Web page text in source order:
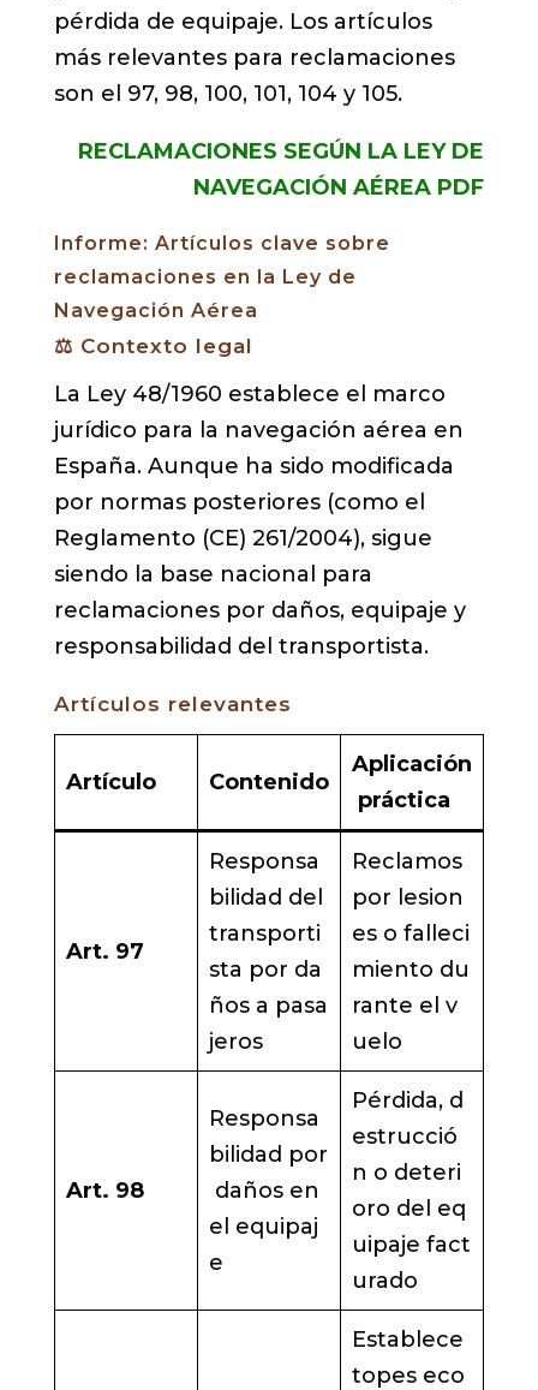
pérdida de equipaje. Los artículos
más relevantes para reclamaciones
son el 97, 98, 100, 101, 104 y 105.
RECLAMACIONES SEGÚN LA LEY DE
NAVEGACIÓN AÉREA PDF
Informe: Artículos clave sobre
reclamaciones en la Ley de
Navegación Aérea
⚖️ Contexto legal
La Ley 48/1960 establece el marco
jurídico para la navegación aérea en
España. Aunque ha sido modificada
por normas posteriores (como el
Reglamento (CE) 261/2004), sigue
siendo la base nacional para
reclamaciones por daños, equipaje y
responsabilidad del transportista.
Artículos relevantes
Artículo Contenido
Aplicación
práctica
Art. 97
Responsa
bilidad del
transporti
sta por da
ños a pasa
jeros
Reclamos
por lesion
es o falleci
miento du
rante el v
uelo
Art. 98
Responsa
bilidad por
daños en
el equipaj
e
Pérdida, d
estrucció
n o deteri
oro del eq
uipaje fact
urado
Establece
topes eco